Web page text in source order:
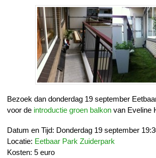
Bezoek dan donderdag 19 september
voor de introductie groen balkon van Eveline
Datum en Tijd: Donderdag 19 september
Locatie: Eetbaar Park Zuiderpark
Kosten: 5 euro